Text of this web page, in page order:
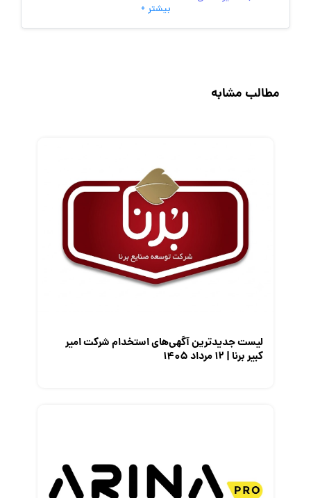
به‌روزرسانی‌های سایت (کارجویی)
رزومه
گزارش‌های آماری
معرفی متخصصان منابع انسانی
بیشتر +
مطالب مشابه
لیست جدیدترین آگهی‌های استخدام شرکت امیر
کبیر برنا | ۱۲ مرداد ۱۴۰۵